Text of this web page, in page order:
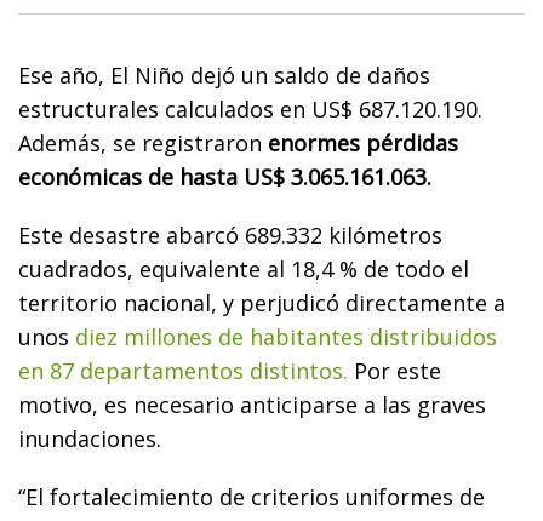
Ese año, El Niño dejó un saldo de daños
estructurales calculados en US$ 687.120.190.
Además, se registraron enormes pérdidas
económicas de hasta US$ 3.065.161.063.
Este desastre abarcó 689.332 kilómetros
cuadrados, equivalente al 18,4 % de todo el
territorio nacional, y perjudicó directamente a
unos diez millones de habitantes distribuidos
en 87 departamentos distintos. Por este
motivo, es necesario anticiparse a las graves
inundaciones.
“El fortalecimiento de criterios uniformes de